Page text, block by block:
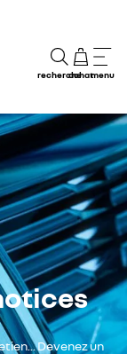
rechercheachatmenu
Devenez un